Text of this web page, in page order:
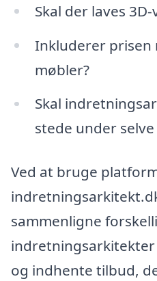
Skal der laves
Inkluderer prisen
møbler?
Skal
stede under
Ved at bruge
sammenligne
og indhente tilbud,